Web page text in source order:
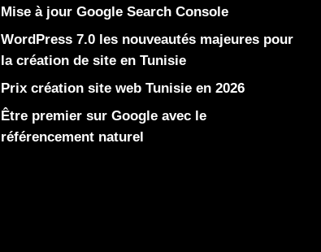
Mise à jour Google Search Console
WordPress 7.0 les nouveautés majeures pour
la création de site en Tunisie
Prix création site web Tunisie en 2026
Être premier sur Google avec le
référencement naturel